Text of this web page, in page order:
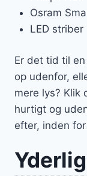
Osram
LED striber
Er det tid til
op udenfor,
mere lys? Klik
hurtigt og
efter, inden for